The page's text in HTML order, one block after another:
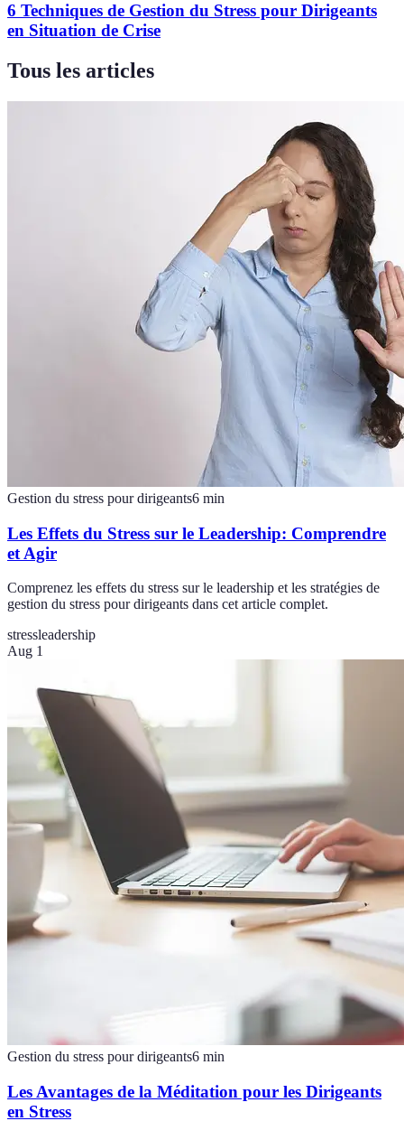
6 Techniques de Gestion du Stress pour Dirigeants
en Situation de Crise
Tous les articles
Gestion du stress pour dirigeants6 min
Les Effets du Stress sur le Leadership: Comprendre
et Agir
Comprenez les effets du stress sur le leadership et les stratégies de
gestion du stress pour dirigeants dans cet article complet.
stressleadership
Aug 1
Gestion du stress pour dirigeants6 min
Les Avantages de la Méditation pour les Dirigeants
en Stress